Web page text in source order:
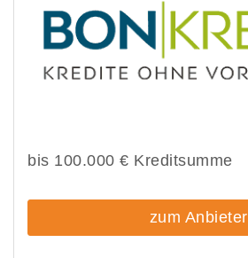
bis 100.000 € Kreditsumme
zum Anbieter